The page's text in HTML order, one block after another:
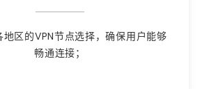
地区的VPN节点选择，确保用户能够
畅通连接；